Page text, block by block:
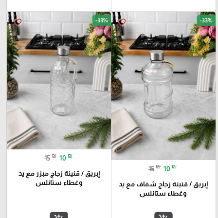
favorite_border -33%
15 ₪ 10 ₪
إبريق / قنينة زجاج شفاف مع يد
وغطاء ستانلس
favorite_border -33%
15 ₪ 10 ₪
إبريق / قنينة زجاج مبزر مع يد
وغطاء ستانلس